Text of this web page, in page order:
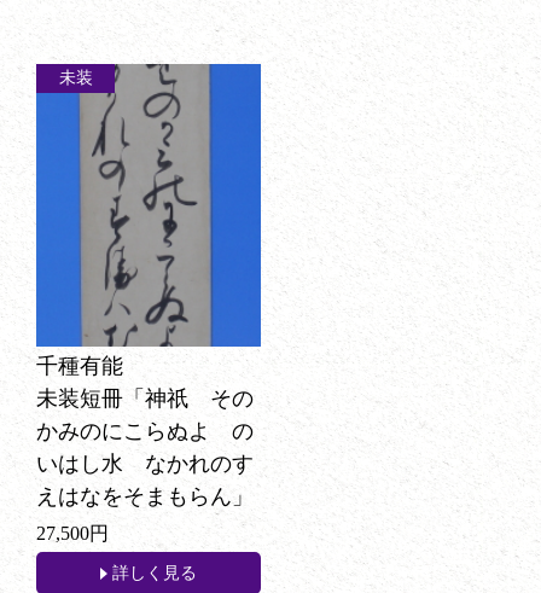
未装
千種有能
未装短冊「神祇 その
かみのにこらぬよゝの
いはし水 なかれのす
えはなをそまもらん」
27,500円
詳しく見る